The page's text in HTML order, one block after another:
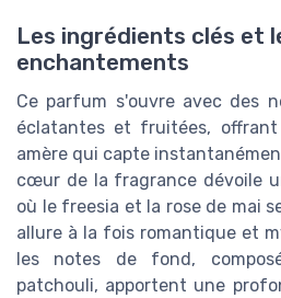
Les ingrédients clés et
enchantements
Ce parfum s'ouvre avec des
éclatantes et fruitées,
amère qui capte
cœur de la fragrance dévoile
où le freesia et la rose de mai
allure à la fois romantique et
les notes de fond,
patchouli, apportent une